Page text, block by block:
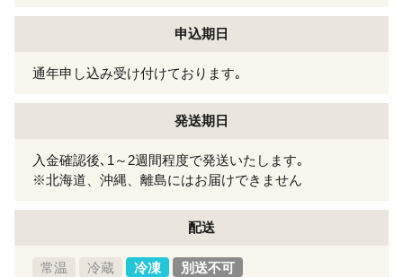
申込期日
通年申し込み受け付けております｡
発送期日
入金確認後､1～2週間程度で発送いたします｡
※北海道、沖縄、離島にはお届けできません
配送
常温 冷蔵 冷凍 別送不可